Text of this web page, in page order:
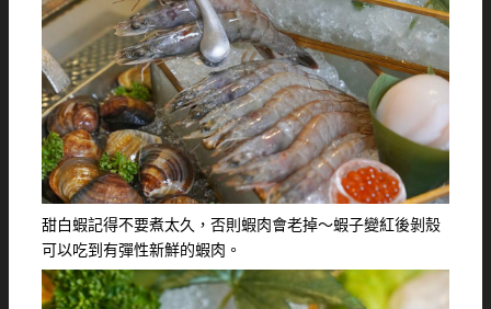
甜白蝦記得不要煮太久，否則蝦肉會老掉～蝦子變紅後剝殼
可以吃到有彈性新鮮的蝦肉。